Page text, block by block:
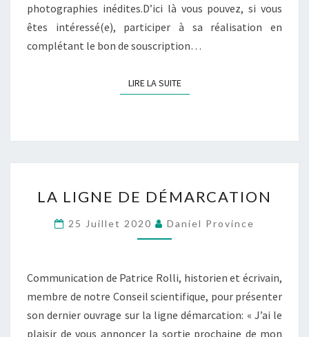
U
R
«
3
I
P
U
O
photographies inédites.D’ici là vous pouvez, si vous
êtes intéressé(e), participer à sa réalisation en
complétant le bon de souscription…
LIRE LA SUITELIRE LA SUITE
A
L
I
N
E
D
E
LA LIGNE DE DÉMARCATION
25 Juillet 2020 Daniel Province
Communication de Patrice Rolli, historien et écrivain,
membre de notre Conseil scientifique, pour présenter
son dernier ouvrage sur la ligne démarcation: « J’ai le
plaisir de vous annoncer la sortie prochaine de mon